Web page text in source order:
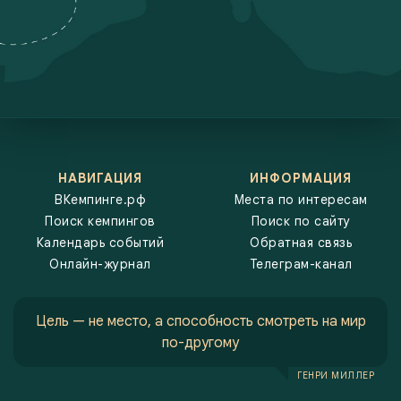
организации экскурсий. ВКемпинге.рф предлагает выбирать
кемпинги, которые учитывают потребности каждого
путешественника, предоставляя как бюджетные варианты с
НАВИГАЦИЯ
ВКемпинге.рф
Поиск кемпингов
Календарь событий
Онлайн-журнал
ИНФОРМАЦИЯ
Места по интересам
Поиск по сайту
Обратная связь
Телеграм-канал
Цель — не место, а способность смотреть на мир
по-другому
ГЕНРИ МИЛЛЕР